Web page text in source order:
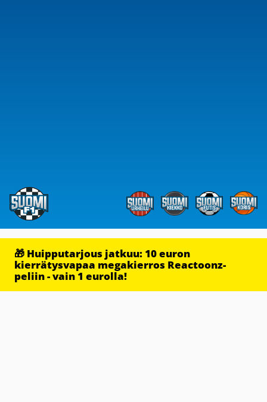
🎁 Huipputarjous jatkuu: 10 euron
kierrätysvapaa megakierros Reactoonz-
peliin - vain 1 eurolla!